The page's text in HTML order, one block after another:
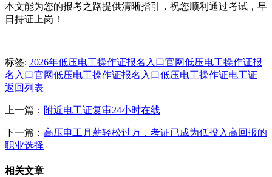
本文能为您的报考之路提供清晰指引，祝您顺利通过考试，早
日持证上岗！
标签: 2026年低压电工操作证报名入口官网低压电工操作证报
名入口官网低压电工操作证报名入口低压电工操作证电工证
返回列表
上一篇： 附近电工证复审24小时在线
下一篇： 高压电工月薪轻松过万，考证已成为低投入高回报的
职业选择
相关文章